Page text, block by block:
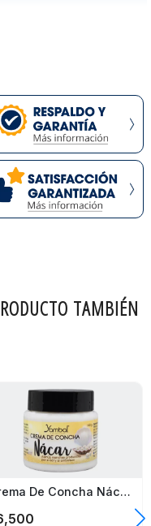
para
cosméticos
proteicos de
TAMBIÉN
Crema De Concha Nácar Yambal Cosméticos 140G